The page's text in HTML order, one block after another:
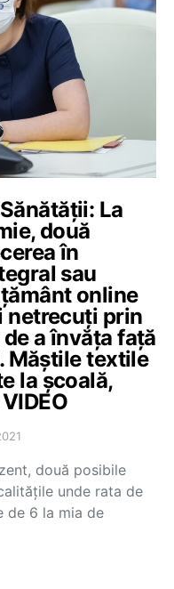
La
două
în
sau
online
netrecuți prin
a învăța față
Măștile textile
la școală,
două posibile
unde rata de
de 6 la mia de